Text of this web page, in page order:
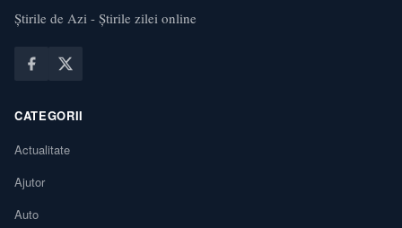
Știrile de Azi - Știrile zilei online
CATEGORII
Actualitate
Ajutor
Auto